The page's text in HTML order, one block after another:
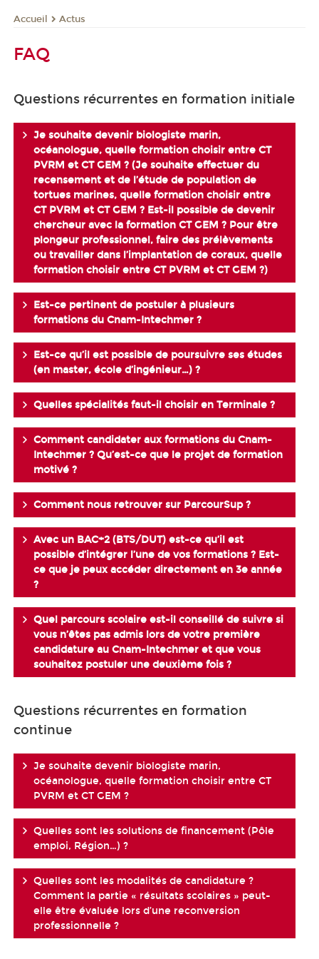
Accueil Actus
FAQ
Questions récurrentes en formation initiale
Je souhaite devenir biologiste marin,
océanologue, quelle formation choisir entre CT
PVRM et CT GEM ? (Je souhaite effectuer du
recensement et de l’étude de population de
tortues marines, quelle formation choisir entre
CT PVRM et CT GEM ? Est-il possible de devenir
chercheur avec la formation CT GEM ? Pour être
plongeur professionnel, faire des prélèvements
ou travailler dans l’implantation de coraux, quelle
formation choisir entre CT PVRM et CT GEM ?)
Est-ce pertinent de postuler à plusieurs
formations du Cnam-Intechmer ?
Est-ce qu’il est possible de poursuivre ses études
(en master, école d’ingénieur…) ?
Quelles spécialités faut-il choisir en Terminale ?
Comment candidater aux formations du Cnam-
Intechmer ? Qu’est-ce que le projet de formation
motivé ?
Comment nous retrouver sur ParcourSup ?
Avec un BAC+2 (BTS/DUT) est-ce qu’il est
possible d’intégrer l’une de vos formations ? Est-
ce que je peux accéder directement en 3e année
?
Quel parcours scolaire est-il conseillé de suivre si
vous n’êtes pas admis lors de votre première
candidature au Cnam-Intechmer et que vous
souhaitez postuler une deuxième fois ?
Questions récurrentes en formation
continue
Je souhaite devenir biologiste marin,
océanologue, quelle formation choisir entre CT
PVRM et CT GEM ?
Quelles sont les solutions de financement (Pôle
emploi, Région…) ?
Quelles sont les modalités de candidature ?
Comment la partie « résultats scolaires » peut-
elle être évaluée lors d’une reconversion
professionnelle ?